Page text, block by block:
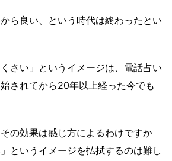
ら良い、という時代は終わったとい
さい」というイメージは、電話占い
されてから20年以上経った今でも
の効果は感じ方によるわけですか
というイメージを払拭するのは難し